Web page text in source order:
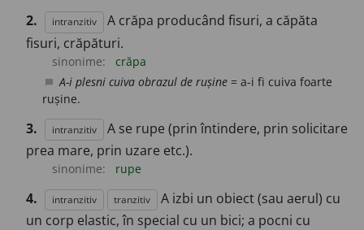
2. intranzitiv
A crăpa producând fisuri, a căpăta
fisuri, crăpături.
sinonime: crăpa
chat_bubble A-i plesni cuiva obrazul de rușine = a-i fi cuiva foarte
rușine.
3. intranzitiv
A se rupe (prin întindere, prin solicitare
prea mare, prin uzare etc.).
sinonime: rupe
4. intranzitiv tranzitiv
A izbi un obiect (sau aerul) cu
un corp elastic, în special cu un bici; a pocni cu